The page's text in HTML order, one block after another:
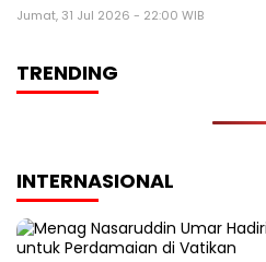
Jumat, 31 Jul 2026 - 22:00 WIB
TRENDING
INTERNASIONAL